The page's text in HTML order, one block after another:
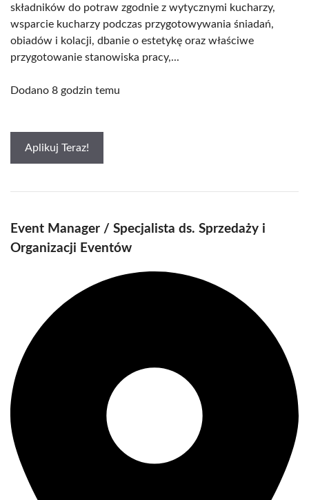
składników do potraw zgodnie z wytycznymi kucharzy,
wsparcie kucharzy podczas przygotowywania śniadań,
obiadów i kolacji, dbanie o estetykę oraz właściwe
przygotowanie stanowiska pracy,...
Dodano 8 godzin temu
Aplikuj Teraz!
Event Manager / Specjalista ds. Sprzedaży i
Organizacji Eventów